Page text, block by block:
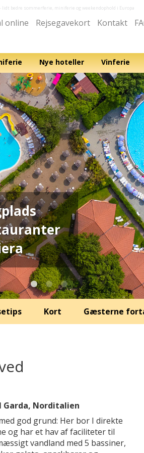
- lidt bedre sommerferie, miniferie og weekendophold i Europa
online Rejsegavekort Kontakt
Nye hoteller Vinferie
Kort Gæsterne
Garda, Norditalien
god grund: Her bor I direkte
og har et hav af faciliteter til
vandland med 5 bassiner,